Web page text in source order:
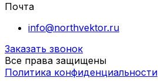
Почта
info@northvektor.ru
Заказать звонок
Все права защищены
Политика конфиденциальности